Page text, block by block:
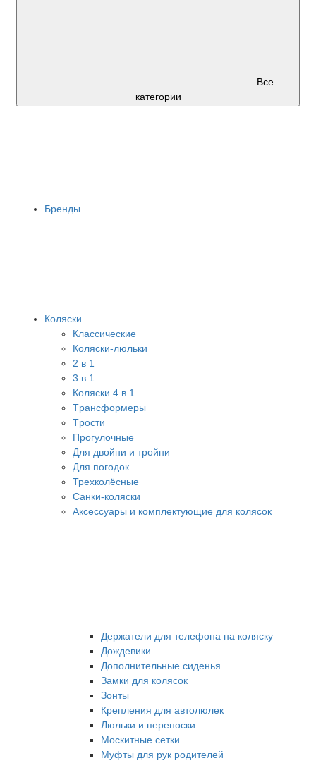
Все
категории
Бренды
Коляски
Классические
Коляски-люльки
2 в 1
3 в 1
Коляски 4 в 1
Tрансформеры
Tрости
Прогулочные
Для двойни и тройни
Для погодок
Трехколёсные
Санки-коляски
Аксессуары и комплектующие для колясок
Держатели для телефона на коляску
Дождевики
Дополнительные сиденья
Замки для колясок
Зонты
Крепления для автолюлек
Люльки и переноски
Москитные сетки
Муфты для рук родителей